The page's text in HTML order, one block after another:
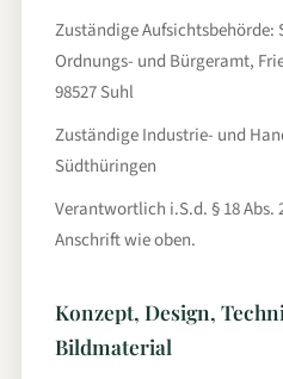
Zuständige
Ordnungs- und Bürgeramt,
98527 Suhl
Zuständige Industrie- und
Südthüringen
Verantwortlich i.S.d. § 18 Abs.
Anschrift wie oben.
Konzept, Design,
Bildmaterial